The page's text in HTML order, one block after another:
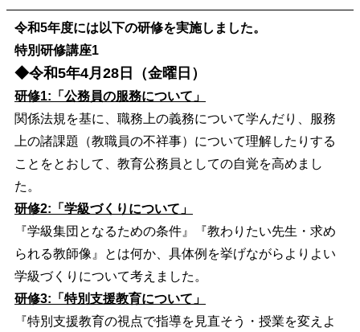
令和5年度には以下の研修を実施しました。
特別研修講座1
◆令和5年4月28日（金曜日）
研修1:「公務員の服務について」
関係法規を基に、職務上の義務について学んだり、服務
上の諸課題（教職員の不祥事）について理解したりする
ことをとおして、教育公務員としての自覚を高めまし
た。
研修2:「学級づくりについて」
『学級集団となるための条件』『教わりたい先生・求め
られる教師像』とは何か、具体例を挙げながらよりよい
学級づくりについて考えました。
研修3:「特別支援教育について」
『特別支援教育の視点で指導を見直そう・授業を変えよ